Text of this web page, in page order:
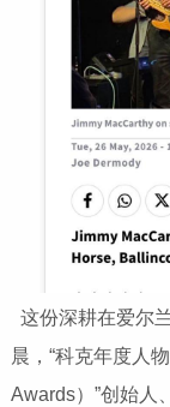
这份深耕在爱尔
晨，“科克年度人
Awards）”创始人